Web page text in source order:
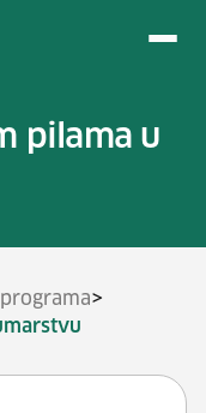
pilama u
>